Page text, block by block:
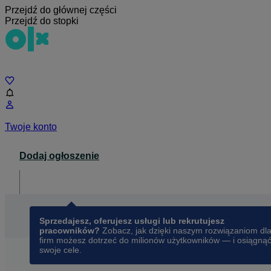
Przejdź do głównej części
Przejdź do stopki
Twoje konto
Dodaj ogłoszenie
Sprzedajesz, oferujesz usługi lub rekrutujesz
pracowników? Zobacz, jak dzięki naszym rozwiązaniom dla
firm możesz dotrzeć do milionów użytkowników — i osiągnąć
swoje cele.